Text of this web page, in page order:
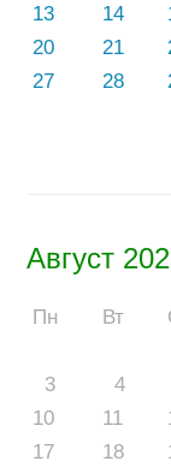
13
14
20
21
27
28
Август
Пн Вт
3
4
10
11
17
18